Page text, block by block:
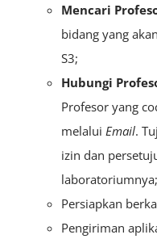
Mencari
bidang yang
S3;
Hubungi
Profesor yang
melalui Email.
izin dan
laboratoriumnya;
Persiapkan
Pengiriman